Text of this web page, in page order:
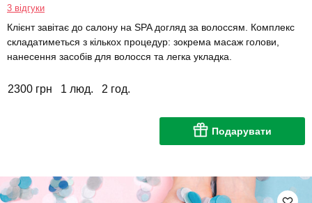
3 відгуки
Клієнт завітає до салону на SPA догляд за волоссям. Комплекс
складатиметься з кількох процедур: зокрема масаж голови,
нанесення засобів для волосся та легка укладка.
2300 грн 1 люд. 2 год.
Подарувати